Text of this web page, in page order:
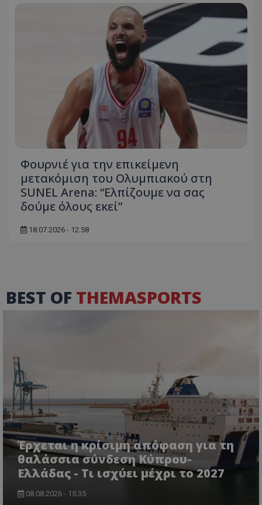
Φουρνιέ για την επικείμενη
μετακόμιση του Ολυμπιακού στη
SUNEL Arena: “Ελπίζουμε να σας
δούμε όλους εκεί”
18.07.2026 - 12:58
BEST OF THEMASPORTS
Έρχεται η κρίσιμη απόφαση για τη
θαλάσσια σύνδεση Κύπρου-
Ελλάδας - Τι ισχύει μέχρι το 2027
08.08.2026 - 15:35